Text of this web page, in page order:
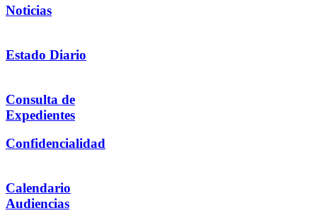
Noticias
Estado Diario
Consulta de
Expedientes
Confidencialidad
Calendario
Audiencias